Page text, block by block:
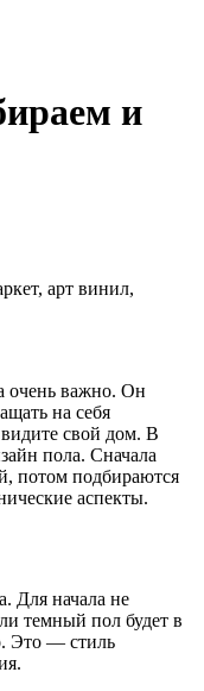
и
арт винил,
очень важно. Он
на себя
свой дом. В
пола. Сначала
потом подбираются
аспекты.
Для начала не
темный пол будет в
Это — стиль